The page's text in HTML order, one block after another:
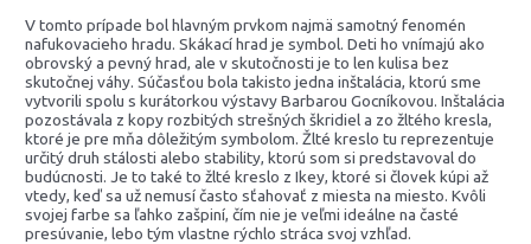
V tomto prípade bol hlavným prvkom najmä samotný fenomén
nafukovacieho hradu. Skákací hrad je symbol. Deti ho vnímajú ako
obrovský a pevný hrad, ale v skutočnosti je to len kulisa bez
skutočnej váhy. Súčasťou bola takisto jedna inštalácia, ktorú sme
vytvorili spolu s kurátorkou výstavy Barbarou Gocníkovou. Inštalácia
pozostávala z kopy rozbitých strešných škridiel a zo žltého kresla,
ktoré je pre mňa dôležitým symbolom. Žlté kreslo tu reprezentuje
určitý druh stálosti alebo stability, ktorú som si predstavoval do
budúcnosti. Je to také to žlté kreslo z Ikey, ktoré si človek kúpi až
vtedy, keď sa už nemusí často sťahovať z miesta na miesto. Kvôli
svojej farbe sa ľahko zašpiní, čím nie je veľmi ideálne na časté
presúvanie, lebo tým vlastne rýchlo stráca svoj vzhľad.